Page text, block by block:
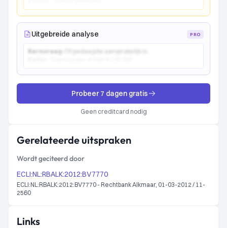
Uitgebreide analyse PRO
Kernvraag:
Probeer 7 dagen gratis
Geen creditcard nodig
Gerelateerde uitspraken
Wordt geciteerd door
ECLI:NL:RBALK:2012:BV7770
ECLI:NL:RBALK:2012:BV7770 - Rechtbank Alkmaar, 01-03-2012 / 11-
2560
Links